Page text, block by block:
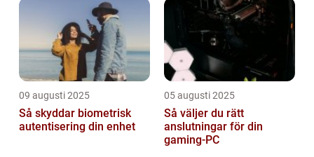
09 augusti 2025
Så skyddar biometrisk
autentisering din enhet
05 augusti 2025
Så väljer du rätt
anslutningar för din
gaming-PC